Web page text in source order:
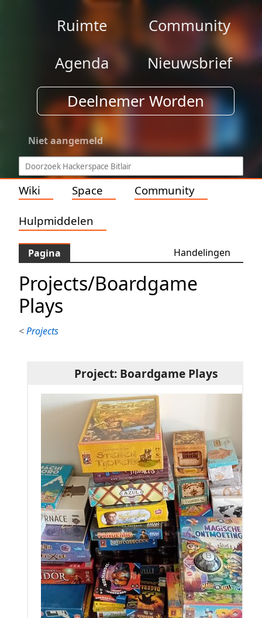
Ruimte
Community
Agenda
Nieuwsbrief
Deelnemer Worden
Niet aangemeld
Wiki Space Community
Hulpmiddelen
Pagina Handelingen
Projects/Boardgame
Plays
<Projects
Project: Boardgame Plays